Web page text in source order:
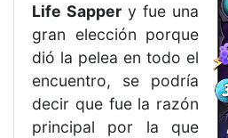
Life Sapper y fue una
gran elección porque
dió la pelea en todo el
encuentro, se podría
decir que fue la razón
principal por la que